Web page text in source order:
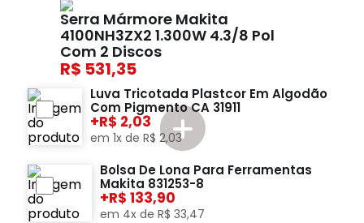
Serra Mármore Makita
4100NH3ZX2 1.300W 4.3/8 Pol
Com 2 Discos
531,35
Luva Tricotada Plastcor Em Algodão
Com Pigmento CA 31911
+ 2,03
em 1x de R$ 2,03
Bolsa De Lona Para Ferramentas
Makita 831253-8
+ 133,90
em 4x de R$ 33,47